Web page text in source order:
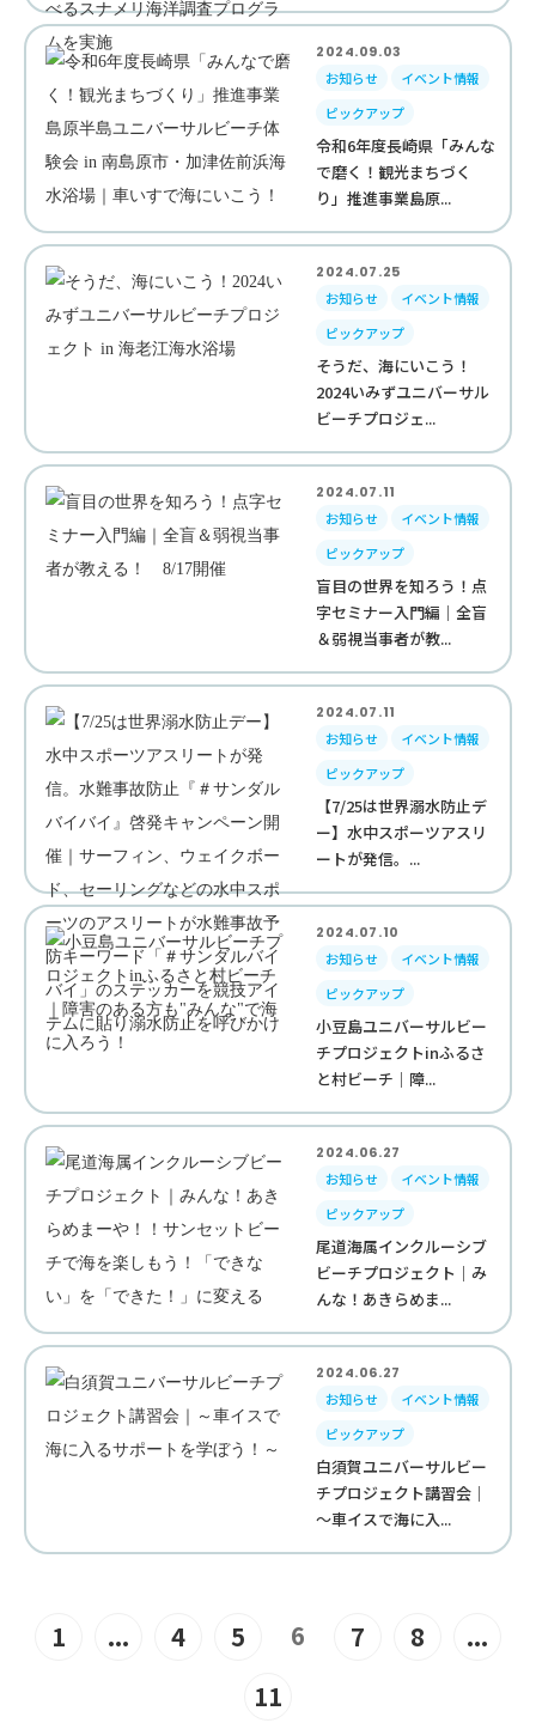
2024.09.03
お知らせ
イベント情報
ピックアップ
令和6年度長崎県「みんな
で磨く！観光まちづく
り」推進事業島原...
2024.07.25
お知らせ
イベント情報
ピックアップ
そうだ、海にいこう！
2024いみずユニバーサル
ビーチプロジェ...
2024.07.11
お知らせ
イベント情報
ピックアップ
盲目の世界を知ろう！点
字セミナー入門編｜全盲
＆弱視当事者が教...
2024.07.11
お知らせ
イベント情報
ピックアップ
【7/25は世界溺水防止デ
ー】水中スポーツアスリ
ートが発信。...
2024.07.10
お知らせ
イベント情報
ピックアップ
小豆島ユニバーサルビー
チプロジェクトinふるさ
と村ビーチ｜障...
2024.06.27
お知らせ
イベント情報
ピックアップ
尾道海属インクルーシブ
ビーチプロジェクト｜み
んな！あきらめま...
2024.06.27
お知らせ
イベント情報
ピックアップ
白須賀ユニバーサルビー
チプロジェクト講習会｜
～車イスで海に入...
1 ... 4 5 6 7 8
...
11